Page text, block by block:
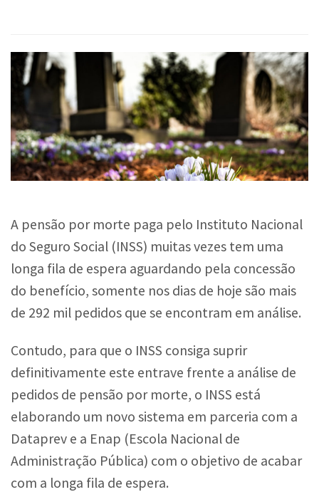
A pensão por morte paga pelo Instituto Nacional
do Seguro Social (INSS) muitas vezes tem uma
longa fila de espera aguardando pela concessão
do benefício, somente nos dias de hoje são mais
de 292 mil pedidos que se encontram em análise.
Contudo, para que o INSS consiga suprir
definitivamente este entrave frente a análise de
pedidos de pensão por morte, o INSS está
elaborando um novo sistema em parceria com a
Dataprev e a Enap (Escola Nacional de
Administração Pública) com o objetivo de acabar
com a longa fila de espera.